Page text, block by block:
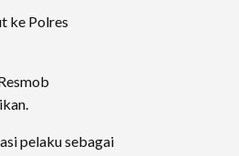
ke Polres
pelaku sebagai